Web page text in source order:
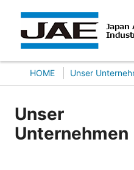
HOME Unser
Unser
Unternehmen